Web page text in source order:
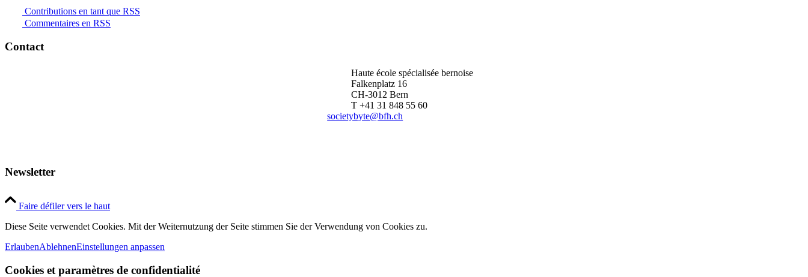
Contributions en tant que RSS
Commentaires en RSS
Contact
Haute école spécialisée bernoise
Falkenplatz 16
CH-3012 Bern
T +41 31 848 55 60
societybyte@bfh.ch
Newsletter
Faire défiler vers le haut
Diese Seite verwendet Cookies. Mit der Weiternutzung der Seite stimmen Sie der Verwendung von Cookies zu.
ErlaubenAblehnenEinstellungen anpassen
Cookies et paramètres de confidentialité